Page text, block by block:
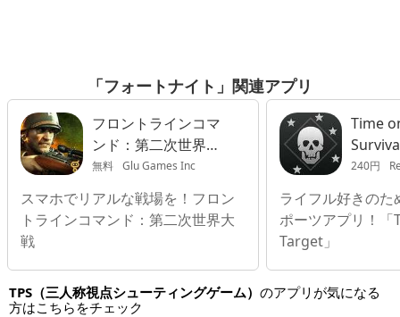
「フォートナイト」関連アプリ
フロントラインコマ
ンド：第二次世界大
戦
無料 Glu Games Inc
スマホでリアルな戦場を！フロン
トラインコマンド：第二次世界大
戦
Time
240円
ライフル好きのた
ポーツアプリ！
Target」
TPS（三人称視点シューティングゲーム） のアプリが気になる
方はこちらをチェック